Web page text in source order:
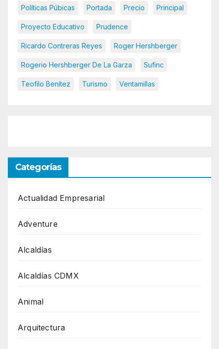
Políticas Púbicas Portada Precio Principal
Proyecto Educativo Prudence
Ricardo Contreras Reyes Roger Hershberger
Rogerio Hershberger De La Garza Sufinc
Teofilo Benítez Turismo Ventamillas
Categorías
Actualidad Empresarial
Adventure
Alcaldías
Alcaldías CDMX
Animal
Arquitectura